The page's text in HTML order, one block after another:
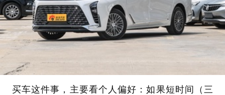
买车这件事，主要看个人偏好：如果短时间（三